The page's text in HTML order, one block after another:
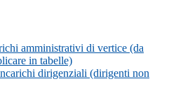
amministrativi di vertice (da
in tabelle)
dirigenziali (dirigenti non